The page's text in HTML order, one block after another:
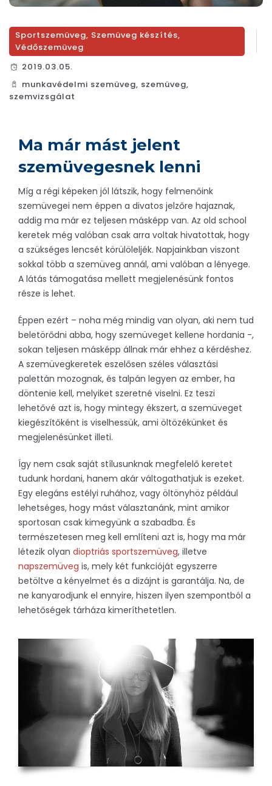
Sportszemüveg, Szemüveg készítés,
Védőszemüveg
2019.03.05.
munkavédelmi szemüveg, szemüveg,
szemvizsgálat
Ma már mást jelent
szemüvegesnek lenni
Míg a régi képeken jól látszik, hogy felmenőink
szemüvegei nem éppen a divatos jelzőre hajaznak,
addig ma már ez teljesen másképp van. Az old school
keretek még valóban csak arra voltak hivatottak, hogy
a szükséges lencsét körülöleljék. Napjainkban viszont
sokkal több a szemüveg annál, ami valóban a lényege.
A látás támogatása mellett megjelenésünk fontos
része is lehet.
Éppen ezért – noha még mindig van olyan, aki nem tud
beletörődni abba, hogy szemüveget kellene hordania -,
sokan teljesen másképp állnak már ehhez a kérdéshez.
A szemüvegkeretek eszelősen széles választási
palettán mozognak, és talpán legyen az ember, ha
döntenie kell, melyiket szeretné viselni. Ez teszi
lehetővé azt is, hogy mintegy ékszert, a szemüveget
kiegészítőként is viselhessük, ami öltözékünket és
megjelenésünket illeti.
Így nem csak saját stílusunknak megfelelő keretet
tudunk hordani, hanem akár váltogathatjuk is ezeket.
Egy elegáns estélyi ruhához, vagy öltönyhöz például
lehetséges, hogy mást választanánk, mint amikor
sportosan csak kimegyünk a szabadba. És
természetesen meg kell említeni azt is, hogy ma már
létezik olyan dioptriás sportszemüveg, illetve
napszemüveg is, mely két funkcióját egyszerre
betöltve a kényelmet és a dizájnt is garantálja. Na, de
ne kanyarodjunk el ennyire, hiszen ilyen szempontból a
lehetőségek tárháza kimeríthetetlen.